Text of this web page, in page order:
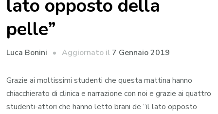
lato opposto della
pelle”
Luca Bonini Aggiornato il 7 Gennaio 2019
Grazie ai moltissimi studenti che questa mattina hanno
chiacchierato di clinica e narrazione con noi e grazie ai quattro
studenti-attori che hanno letto brani de “il lato opposto